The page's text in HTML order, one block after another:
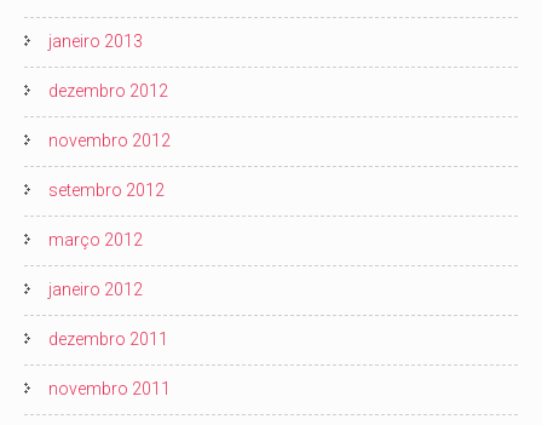
janeiro 2013
dezembro 2012
novembro 2012
setembro 2012
março 2012
janeiro 2012
dezembro 2011
novembro 2011